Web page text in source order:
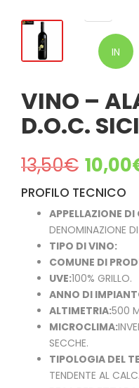
IN
VINO –
D.O.C.
13,50€ 10,00
PROFILO TECNICO
APPELLAZIONE DI
DENOMINAZIONE
TIPO DI VINO:
COMUNE DI
UVE:100% GRILLO.
ANNO DI
ALTIMETRIA:500
MICROCLIMA:
SECCHE.
TIPOLOGIA DEL
TENDENTE AL